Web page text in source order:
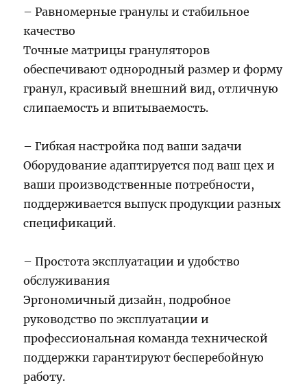
– Равномерные гранулы и стабильное
качество
Точные матрицы грануляторов
обеспечивают однородный размер и форму
гранул, красивый внешний вид, отличную
слипаемость и впитываемость.
– Гибкая настройка под ваши задачи
Оборудование адаптируется под ваш цех и
ваши производственные потребности,
поддерживается выпуск продукции разных
спецификаций.
– Простота эксплуатации и удобство
обслуживания
Эргономичный дизайн, подробное
руководство по эксплуатации и
профессиональная команда технической
поддержки гарантируют бесперебойную
работу.